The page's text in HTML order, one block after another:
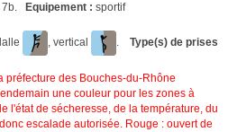
7b. Equipement : sportif
, vertical . Type(s) de prises
préfecture des Bouches-du-Rhône
une couleur pour les zones à
l'état de sécheresse, de la température, du
escalade autorisée. Rouge : ouvert de